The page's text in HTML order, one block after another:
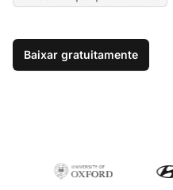
Baixar gratuitamente